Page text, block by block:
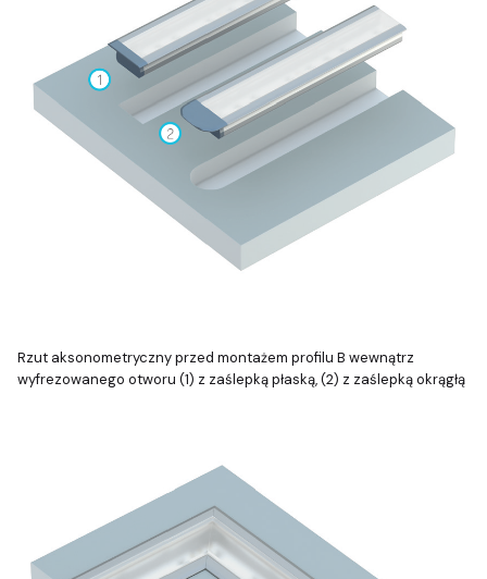
Rzut aksonometryczny przed montażem profilu B wewnątrz
wyfrezowanego otworu (1) z zaślepką płaską, (2) z zaślepką okrągłą